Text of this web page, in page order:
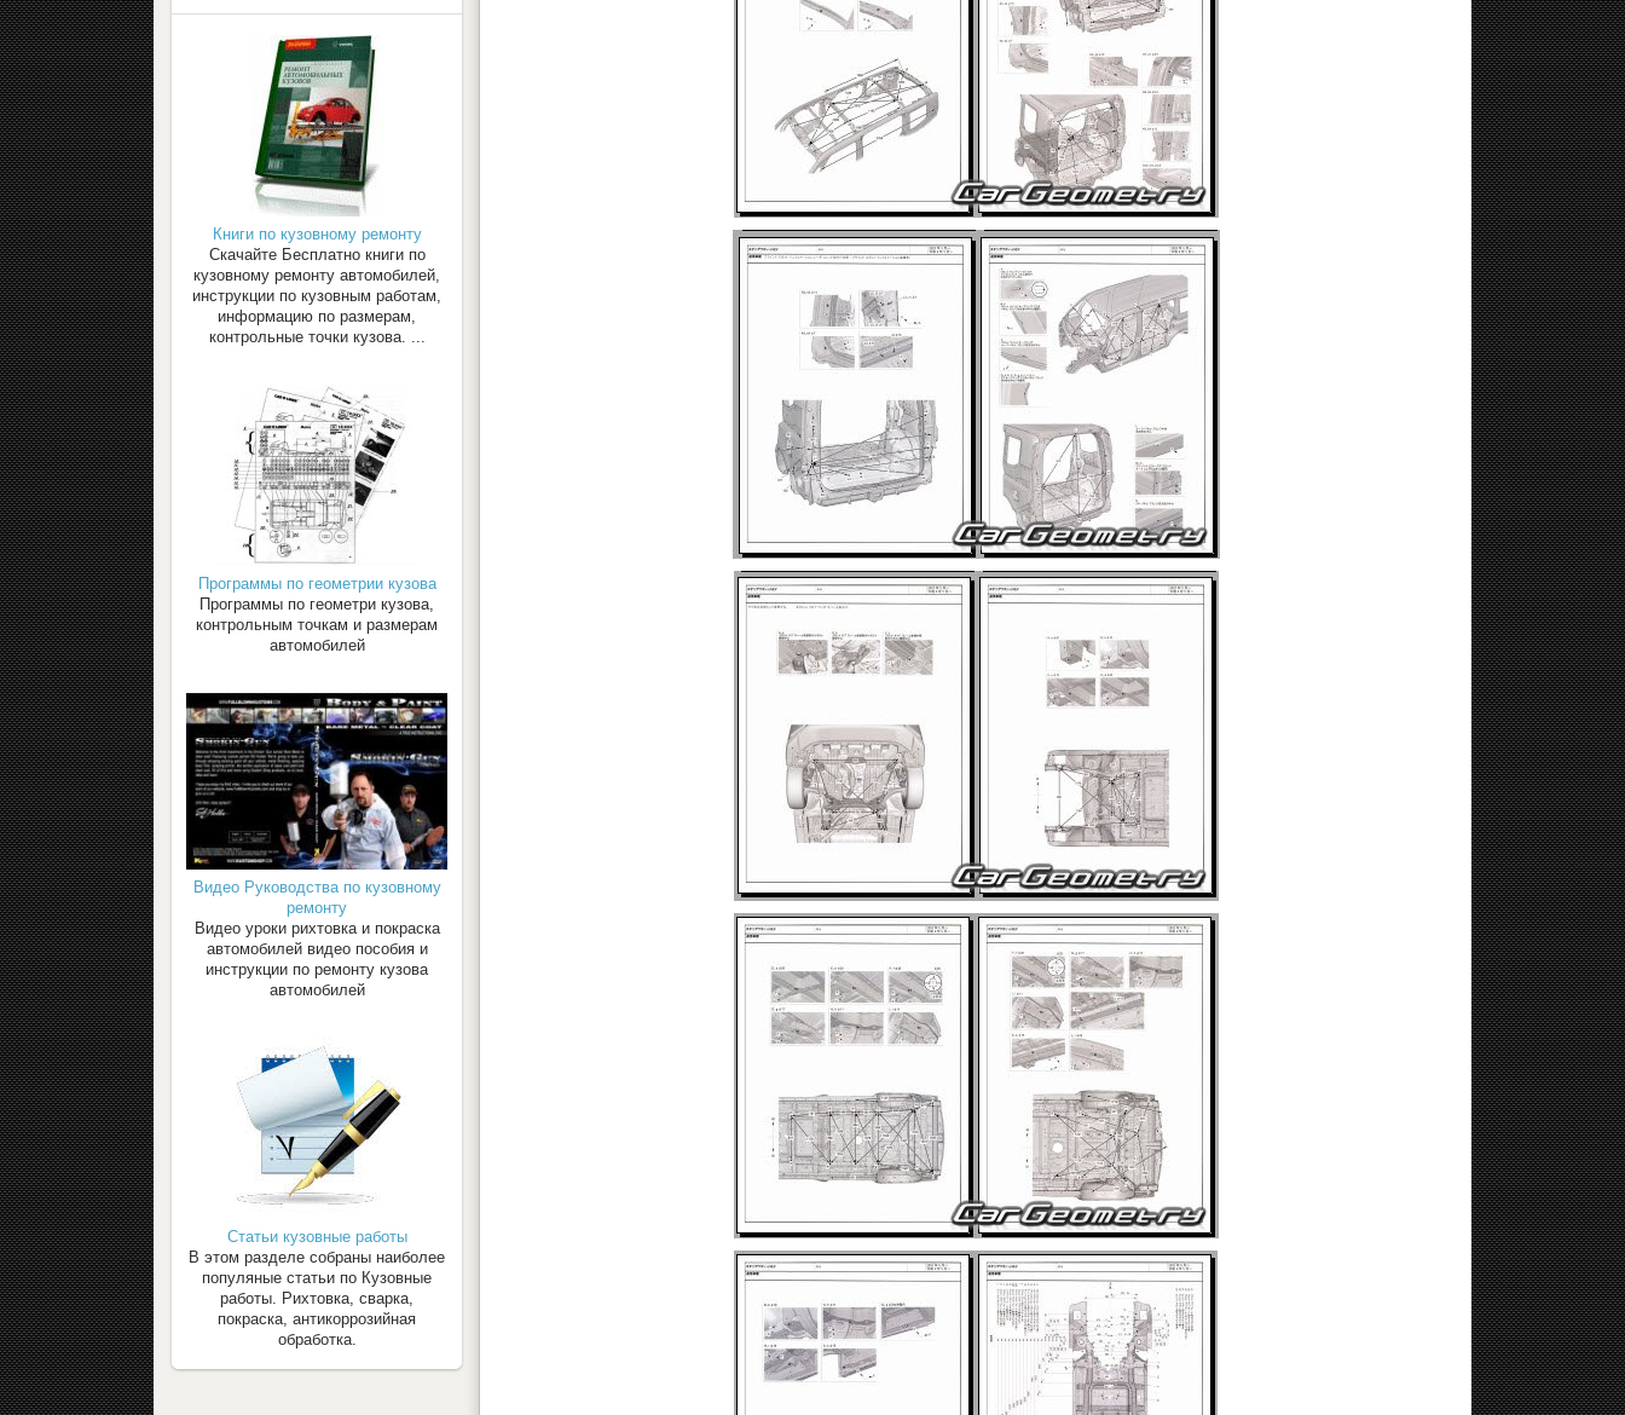
Книги по кузовному ремонту
Скачайте Бесплатно книги по
кузовному ремонту автомобилей,
инструкции по кузовным работам,
информацию по размерам,
контрольные точки кузова. ...
Программы по геометрии кузова
Программы по геометри кузова,
контрольным точкам и размерам
автомобилей
Видео Руководства по кузовному
ремонту
Видео уроки рихтовка и покраска
автомобилей видео пособия и
инструкции по ремонту кузова
автомобилей
Статьи кузовные работы
В этом разделе собраны наиболее
популяные статьи по Кузовные
работы. Рихтовка, сварка,
покраска, антикоррозийная
обработка.